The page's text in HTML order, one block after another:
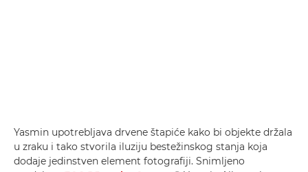
Yasmin upotrebljava drvene štapiće kako bi objekte držala
u zraku i tako stvorila iluziju bestežinskog stanja koja
dodaje jedinstven element fotografiji. Snimljeno